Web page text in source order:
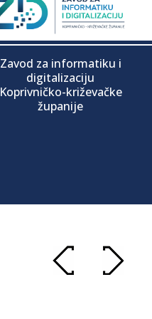
Zavod za informatiku i
digitalizaciju
Koprivničko-križevačke
županije